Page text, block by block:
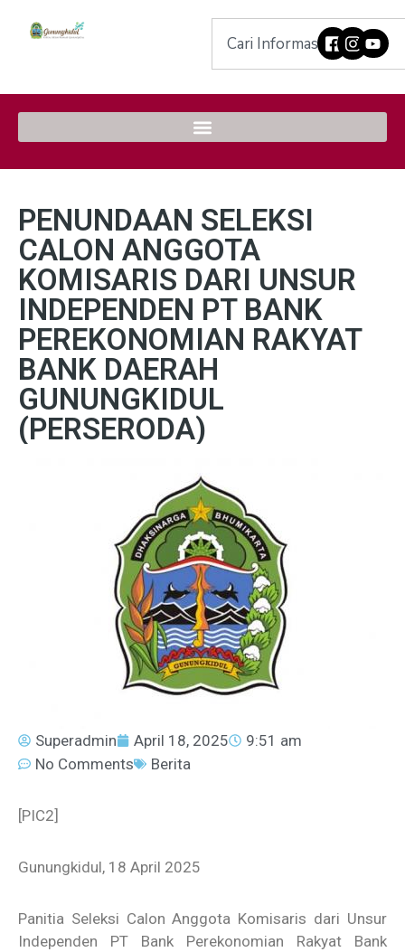
PENUNDAAN SELEKSI
CALON ANGGOTA
KOMISARIS DARI UNSUR
INDEPENDEN PT BANK
PEREKONOMIAN RAKYAT
BANK DAERAH
GUNUNGKIDUL
(PERSERODA)
Superadmin April 18, 2025
9:51 am
No Comments
Berita
[PIC2]
Gunungkidul, 18 April 2025
Panitia Seleksi Calon Anggota Komisaris dari Unsur
Independen PT Bank Perekonomian Rakyat Bank